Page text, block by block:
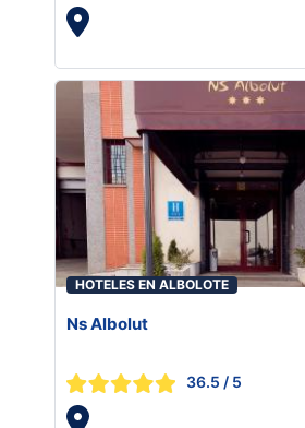
HOTELES EN ALBOLOTE
Ns Albolut
36.5 / 5